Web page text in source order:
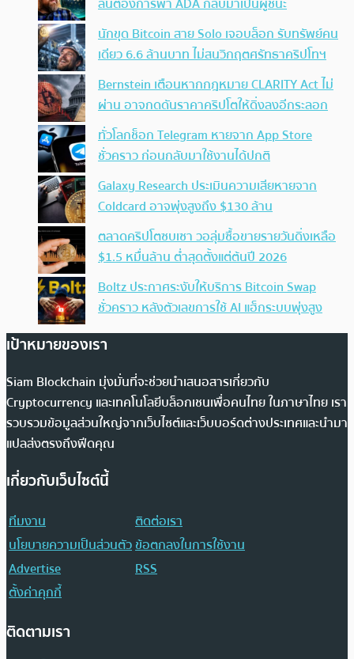
นักขุด Bitcoin สาย Solo เจอบล็อก รับทรัพย์คน
เดียว 6.6 ล้านบาท ไม่สนวิกฤตศรัทธาคริปโทฯ
Bernstein เตือนหากกฎหมาย CLARITY Act ไม่
ผ่าน อาจกดดันราคาคริปโตให้ดิ่งลงอีกระลอก
ทั่วโลกช็อก Telegram หายจาก App Store
ชั่วคราว ก่อนกลับมาใช้งานได้ปกติ
Galaxy Research ประเมินความเสียหายจาก
Coldcard อาจพุ่งสูงถึง $130 ล้าน
ตลาดคริปโตซบเซา วอลุ่มซื้อขายรายวันดิ่งเหลือ
$1.5 หมื่นล้าน ต่ำสุดตั้งแต่ต้นปี 2026
Boltz ประกาศระงับให้บริการ Bitcoin Swap
ชั่วคราว หลังตัวเลขการใช้ AI แฮ็กระบบพุ่งสูง
เป้าหมายของเรา
Siam Blockchain มุ่งมั่นที่จะช่วยนำเสนอสารเกี่ยวกับ
Cryptocurrency และเทคโนโลยีบล็อกเชนเพื่อคนไทย ในภาษาไทย เรา
รวบรวมข้อมูลส่วนใหญ่จากเว็บไซต์และเว็บบอร์ดต่างประเทศและนำมา
แปลส่งตรงถึงฟีดคุณ
เกี่ยวกับเว็บไซต์นี้
ทีมงาน
ติดต่อเรา
นโยบายความเป็นส่วนตัวข้อตกลงในการใช้งาน
Advertise
RSS
ตั้งค่าคุกกี้
ติดตามเรา